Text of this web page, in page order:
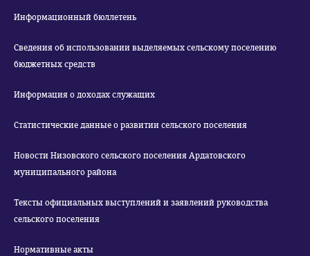
Информационный бюллетень
Сведения об использовании выделяемых сельскому поселению
бюджетных средств
Информация о доходах служащих
Статистические данные о развитии сельского поселения
Новости Низовского сельского поселения Ардатовского
муниципального района
Тексты официальных выступлений и заявлений руководства
сельского поселения
Нормативные акты